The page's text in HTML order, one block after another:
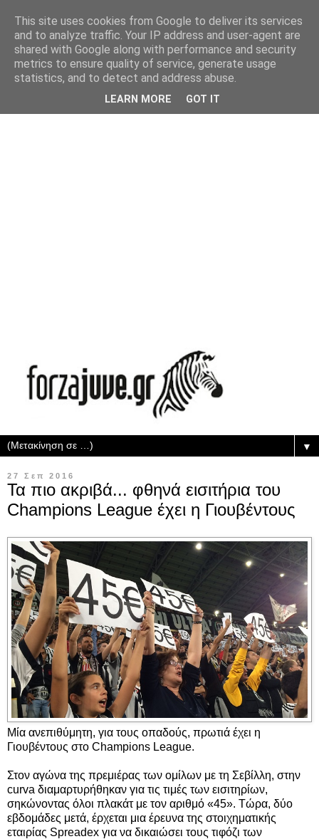
▼
27 Σεπ 2016
Τα πιο ακριβά... φθηνά εισιτήρια του
Champions League έχει η Γιουβέντους
Μία ανεπιθύμητη, για τους οπαδούς, πρωτιά έχει η
Γιουβέντους στο Champions League.
Στον αγώνα της πρεμιέρας των ομίλων με τη Σεβίλλη, στην
curva διαμαρτυρήθηκαν για τις τιμές των εισιτηρίων,
σηκώνοντας όλοι πλακάτ με τον αριθμό «45». Τώρα, δύο
εβδομάδες μετά, έρχεται μια έρευνα της στοιχηματικής
εταιρίας Spreadex για να δικαιώσει τους τιφόζι των
This site uses cookies from Google to deliver its services
and to analyze traffic. Your IP address and user-agent are
shared with Google along with performance and security
metrics to ensure quality of service, generate usage
statistics, and to detect and address abuse.
LEARN MORE GOT IT